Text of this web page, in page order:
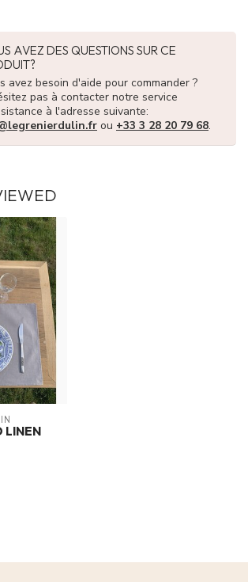
AVEZ DES QUESTIONS SUR CE
avez besoin d'aide pour commander ?
pas à contacter notre service
à l'adresse suivante:
ou +33 3 28 20 79 68.
LINEN